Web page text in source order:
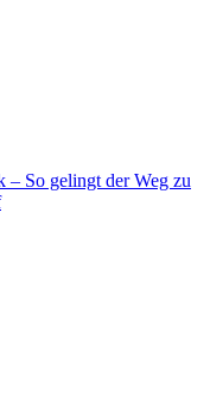
– So gelingt der Weg zu